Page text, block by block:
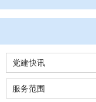
党建快讯
服务范围